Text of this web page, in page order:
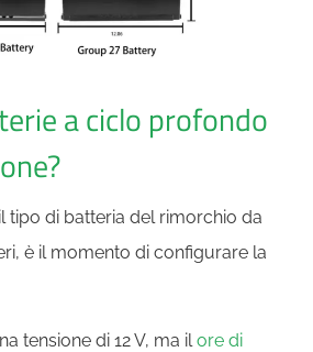
a ciclo profondo
tipo di batteria del rimorchio da
è il momento di configurare la
tensione di 12 V, ma il ore di